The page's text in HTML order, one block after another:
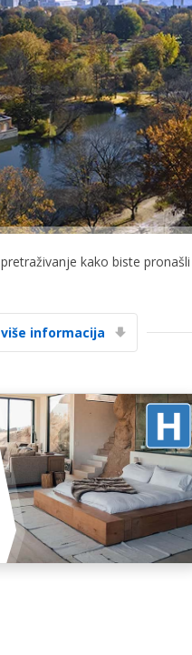
kako biste
informacija
Posebni popusti